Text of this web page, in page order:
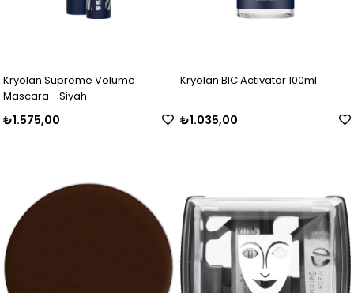
Kryolan Supreme Volume
Mascara - Siyah
₺1.575,00
Kryolan BIC Activator 100ml
₺1.035,00